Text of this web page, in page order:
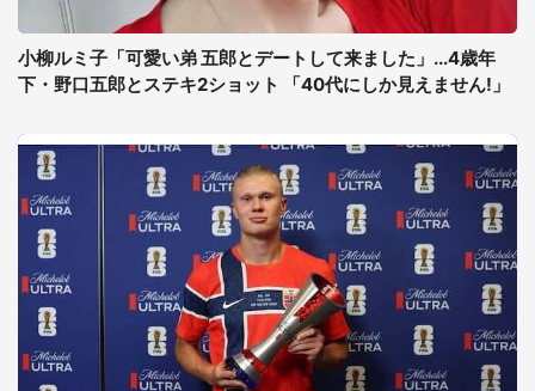
小柳ルミ子「可愛い弟 五郎とデートして来ました」...4歳年
下・野口五郎とステキ2ショット 「40代にしか見えません!」